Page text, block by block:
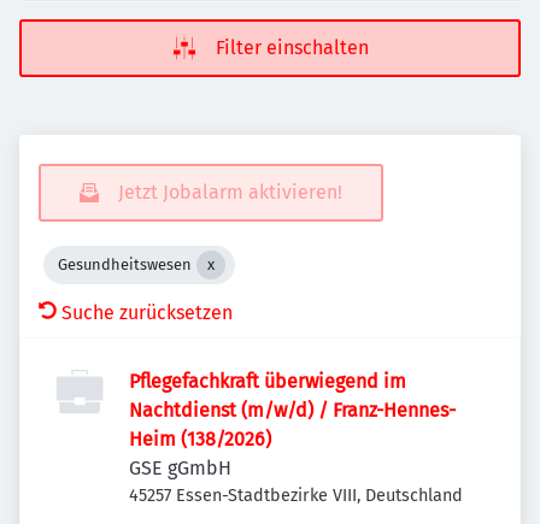
Filter einschalten
Jetzt Jobalarm aktivieren!
Gesundheitswesen
Suche zurücksetzen
Pflegefachkraft überwiegend im
Nachtdienst (m/w/d) / Franz-Hennes-
Heim (138/2026)
GSE gGmbH
45257 Essen-Stadtbezirke VIII, Deutschland